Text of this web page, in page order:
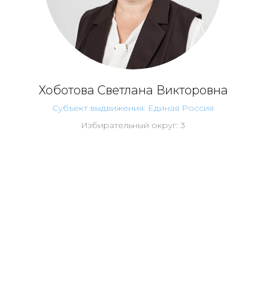
Хоботова Светлана Викторовна
Субъект выдвижения: Единая Россия
Избирательный округ: 3